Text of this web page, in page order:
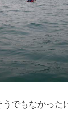
でもなかった